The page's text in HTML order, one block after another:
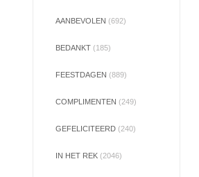
AANBEVOLEN (692)
BEDANKT (185)
FEESTDAGEN (889)
COMPLIMENTEN (249)
GEFELICITEERD (240)
IN HET REK (2046)